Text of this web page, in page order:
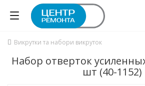
Викрутки та набори викруток
Набор отверток
шт (40-1152)